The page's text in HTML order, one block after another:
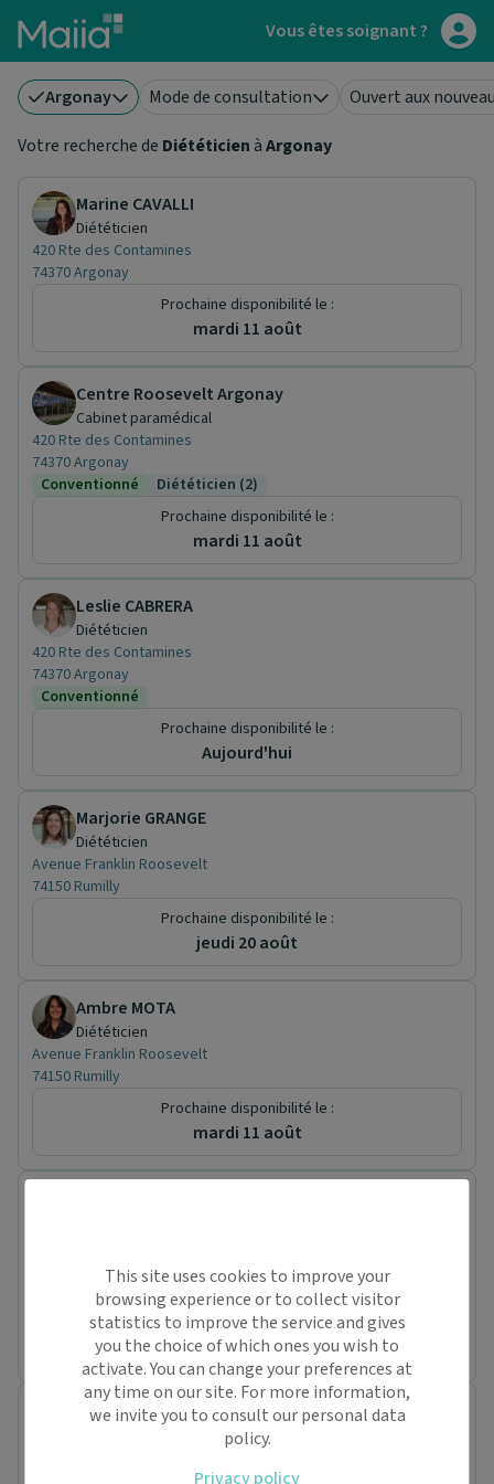
Aller au contenu principal Vous êtes soignant ?
Argonay Mode de consultation
Ouvert aux
Votre recherche de DiététicienàArgonay
Marine CAVALLI
Diététicien
420 Rte des Contamines
74370 Argonay
Prochaine disponibilité le :
mardi 11 août
Centre Roosevelt Argonay
Cabinet paramédical
420 Rte des Contamines
74370 Argonay
Conventionné
Diététicien (2)
Prochaine disponibilité le :
mardi 11 août
Leslie CABRERA
Diététicien
420 Rte des Contamines
74370 Argonay
Conventionné
Prochaine disponibilité le :
Aujourd'hui
Marjorie GRANGE
Diététicien
Avenue Franklin Roosevelt
74150 Rumilly
Prochaine disponibilité le :
jeudi 20 août
Ambre MOTA
Diététicien
Avenue Franklin Roosevelt
74150 Rumilly
Prochaine disponibilité le :
mardi 11 août
74150 Rumilly
Conventionné
Diététicien (2)
Prochaine disponibilité le :
mardi 11 août
CENTRE DE SANTE DES FONTAINES
This site uses cookies to improve your
browsing experience or to collect visitor
statistics to improve the service and gives
you the choice of which ones you wish to
activate. You can change your preferences at
any time on our site. For more information,
we invite you to consult our personal data
policy.
Privacy policy